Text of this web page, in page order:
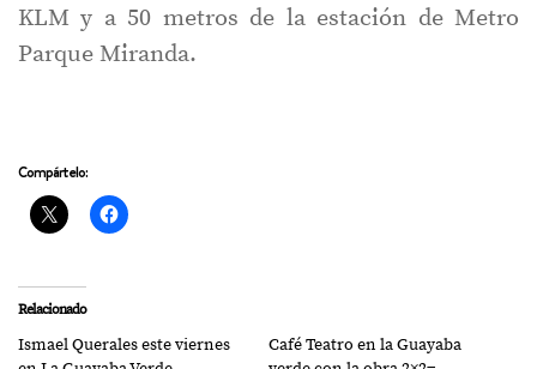
KLM y a 50 metros de la estación de Metro
Parque Miranda.
Compártelo:
Relacionado
Ismael Querales este viernes
Café Teatro en la Guayaba